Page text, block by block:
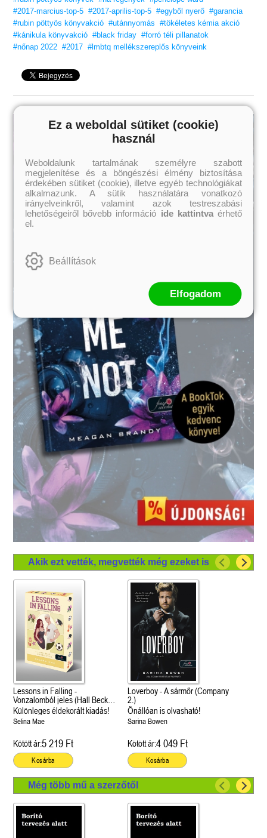
#2017-marcius-top-5 #2017-aprilis-top-5 #egyből nyerő #garancia
#rubin pöttyös könyvakció #utánnyomás
#tökéletes kémia akció
#kánikula könyvakció #black friday #forró téli pillanatok
#nőnap 2022 #2017 #lmbtq mellékszereplős könyveink
Akik ezt vették, megvették még ezeket is
Lessons in Falling -
Vonzalomból jeles (Hall Beck
University 3.)
Különleges éldekorált kiadás!
Selina Mae
Kötött ár:5 219 Ft
Kosárba
Loverboy - A sármőr (Company
2.)
Önállóan is olvasható!
Sarina Bowen
Kötött ár:4 049 Ft
Kosárba
Még több mű a szerzőtől
Ez a weboldal sütiket (cookie)
használ
Weboldalunk tartalmának személyre szabott
megjelenítése és a böngészési élmény biztosítása
érdekében sütiket (cookie), illetve egyéb technológiákat
alkalmazunk. A sütik használatára vonatkozó
irányelveinkről, valamint azok testreszabási
lehetőségeiről bővebb információ ide kattintvaérhető
el.
Beállítások
Elfogadom